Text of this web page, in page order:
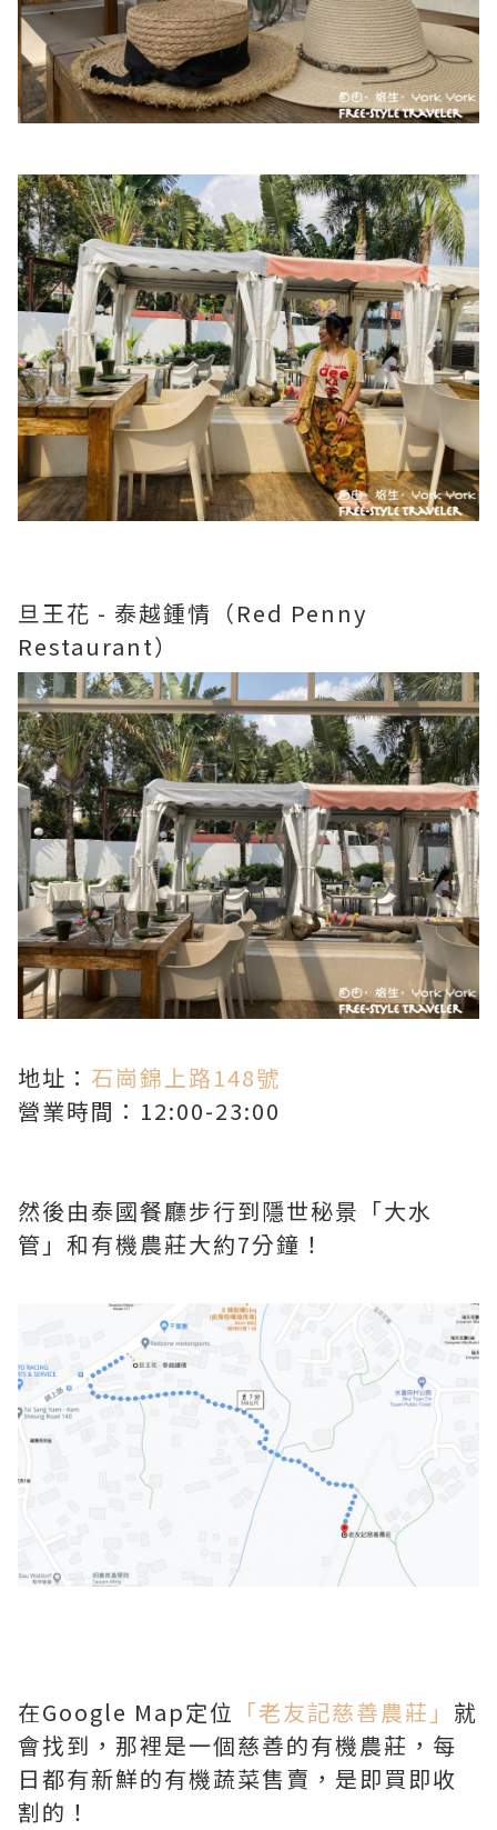
旦王花 - 泰越鍾情（Red Penny
Restaurant）
地址： 石崗錦上路148號
營業時間：12:00-23:00
然後由泰國餐廳步行到隱世秘景「大水
管」和有機農莊大約7分鐘！
在Google Map定位 「老友記慈善農莊」 就
會找到，那裡是一個慈善的有機農莊，每
日都有新鮮的有機蔬菜售賣，是即買即收
割的！